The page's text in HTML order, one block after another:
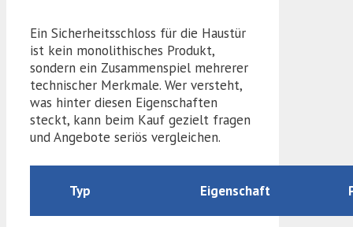
Ein Sicherheitsschloss für die Haustür
ist kein monolithisches Produkt,
sondern ein Zusammenspiel mehrerer
technischer Merkmale. Wer versteht,
was hinter diesen Eigenschaften
steckt, kann beim Kauf gezielt fragen
und Angebote seriös vergleichen.
Typ Eigenschaft